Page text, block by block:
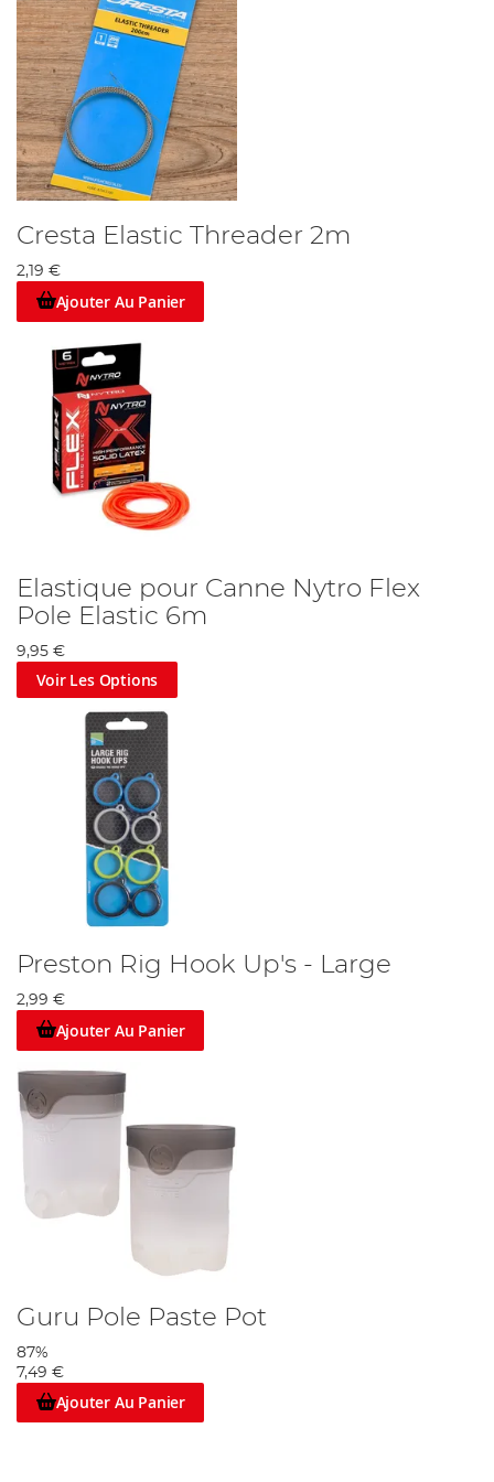
Cresta Elastic Threader 2m
2,19 €
Ajouter Au Panier
Elastique pour Canne Nytro Flex
Pole Elastic 6m
9,95 €
Voir Les Options
Preston Rig Hook Up's - Large
2,99 €
Ajouter Au Panier
Guru Pole Paste Pot
87%
7,49 €
Ajouter Au Panier